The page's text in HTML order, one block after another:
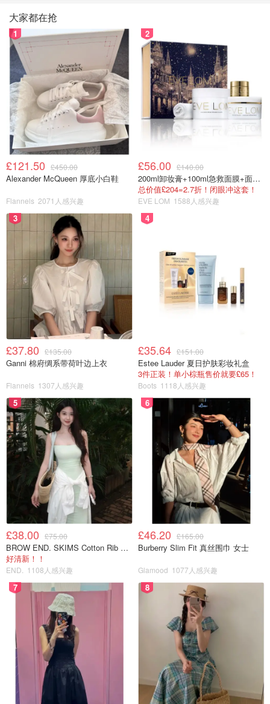
我们讨论过人生要活多久caibusuan算过于漫长。我俩都觉
得差不多80岁左右，如果身体已经出现问题就没必要折腾自
己了（仅代表我俩对于我俩自己的想法，不适合他人）如果
我愿意 我们可以一起去跳个火山来结束。。。但我说我可
能恐高还怕疼，所以只能他自己坚持到最后，自己跳了。
其实我们认识结婚才没几年，但我能感觉到他是真的很认真
的想跟我过好这一辈子！父母都将提前离开，孩子也不是长
久的陪伴，只有伴侣才是能一直陪伴坚守到最后的！
来自喵喵喵星人
我俩去年末开始打算要孩子的（我俩都很喜欢孩子），但这
两个多月前 疫情刚开始的时候，他说我们还是先不要了
吧。
他听说今年的产房是不能陪产的，生孩子要孕妇自己去医
他说他不希望我一个人去医院 不希望没人在我身边照顾
我！
大家都在抢
1
£121.50 £450.00
Alexander McQueen 厚底小白鞋
Flannels 2071人感兴趣
2
£56.00 £140.00
200ml卸妆膏+100ml急救面膜+面霜+洁颜布
总价值£204=2.7折！闭眼冲这套！
EVE LOM 1588人感兴趣
3
£37.80 £135.00
Ganni 棉府绸系带荷叶边上衣
Flannels 1307人感兴趣
4
£35.64 £151.00
Estee Lauder 夏日护肤彩妆礼盒
3件正装！单小棕瓶售价就要£65！
Boots 1118人感兴趣
5
£38.00 £75.00
BROW END. SKIMS Cotton Rib 长款背心连衣裙 薄荷绿
好清新！！
END. 1108人感兴趣
6
£46.20 £165.00
Burberry Slim Fit 真丝围巾 女士
Glamood 1077人感兴趣
7 8